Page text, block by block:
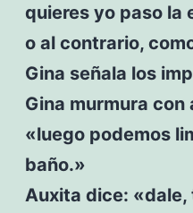
quieres yo paso la
o al contrario,
Gina señala los
Gina murmura
«luego podemos
baño.»
Auxita dice: «dale,